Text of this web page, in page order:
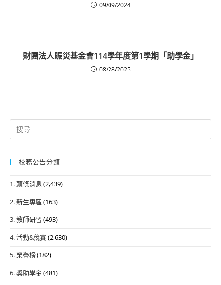
09/09/2024
財團法人賑災基金會114學年度第1學期「助學金」
08/28/2025
Search
for:
校務公告分類
1. 頭條消息 (2,439)
2. 新生專區 (163)
3. 教師研習 (493)
4. 活動&競賽(2,630)
5. 榮譽榜(182)
6. 獎助學金(481)